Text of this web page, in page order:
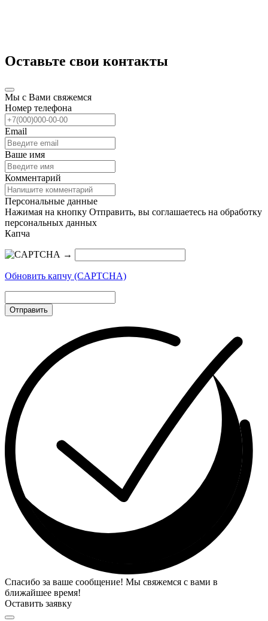
Оставьте свои контакты
Мы с Вами свяжемся
Номер телефона
Email
Ваше имя
Комментарий
Персональные данные
Нажимая на кнопку Отправить, вы соглашаетесь на обработку
персональных данных
Капча
→
Обновить капчу (CAPTCHA)
Отправить
Спасибо за ваше сообщение! Мы свяжемся с вами в
ближайшее время!
Оставить заявку